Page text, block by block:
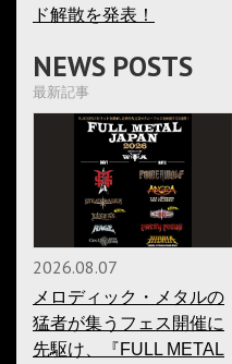
ド解散を発表！
NEWS POSTS
最新記事
2026.08.07
メロディック・メタルの
猛者が集うフェス開催に
先駆け、『FULL METAL